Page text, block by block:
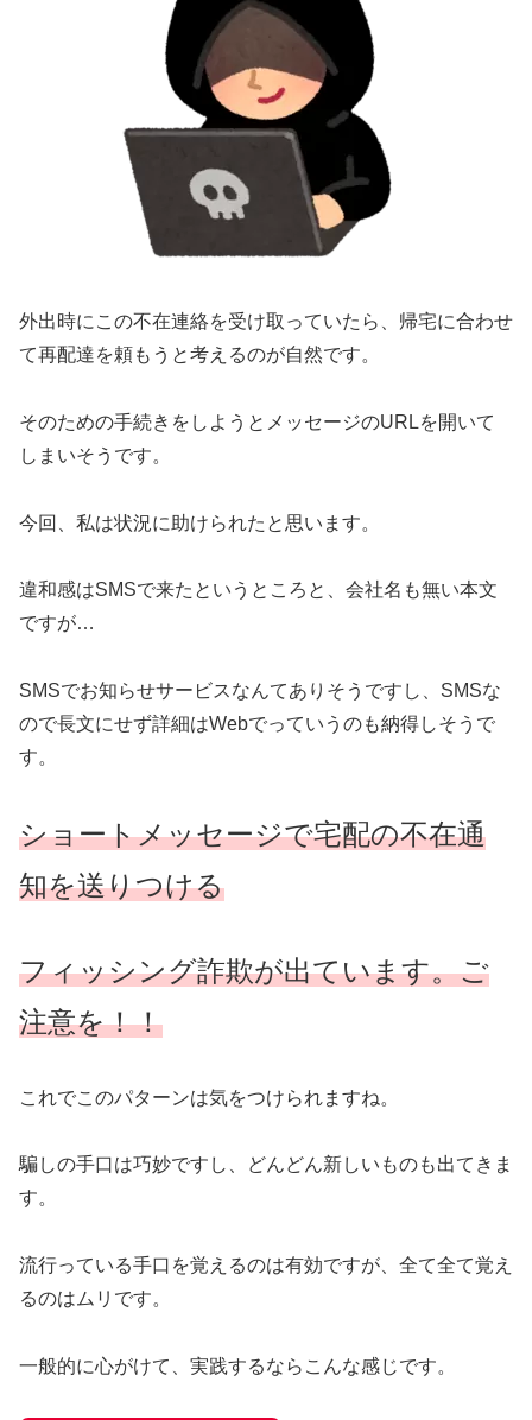
外出時にこの不在連絡を受け取っていたら、帰宅に合わせ
て再配達を頼もうと考えるのが自然です。
そのための手続きをしようとメッセージのURLを開いて
しまいそうです。
今回、私は状況に助けられたと思います。
違和感はSMSで来たというところと、会社名も無い本文
ですが…
SMSでお知らせサービスなんてありそうですし、SMSな
ので長文にせず詳細はWebでっていうのも納得しそうで
す。
ショートメッセージで宅配の不在通
知を送りつける
フィッシング詐欺が出ています。ご
注意を！！
これでこのパターンは気をつけられますね。
騙しの手口は巧妙ですし、どんどん新しいものも出てきま
す。
流行っている手口を覚えるのは有効ですが、全て全て覚え
るのはムリです。
一般的に心がけて、実践するならこんな感じです。